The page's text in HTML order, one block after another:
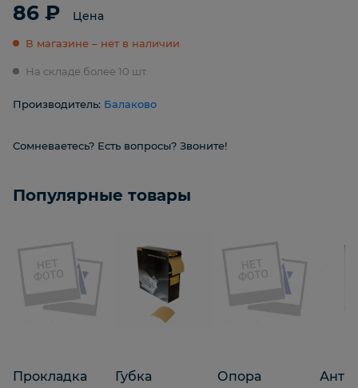
86 ₽ Цена
В магазине – нет в наличии
На складе более 10 шт.
Производитель: Балаково
Сомневаетесь? Есть вопросы? Звоните!
Популярные товары
Прокладка Губка Опора